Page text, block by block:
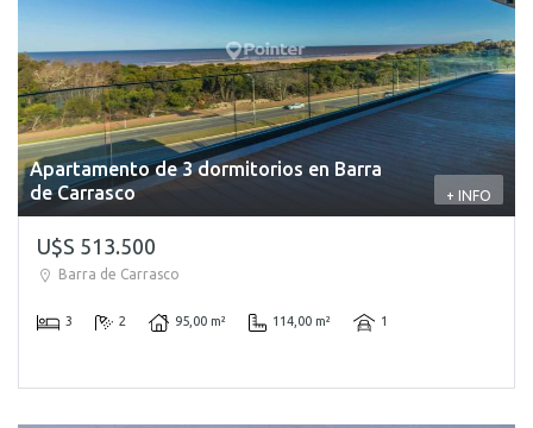
Apartamento de 3 dormitorios en Barra
de Carrasco
+ INFO
U$S 513.500
Barra de Carrasco
3 2 95,00 m² 114,00 m² 1